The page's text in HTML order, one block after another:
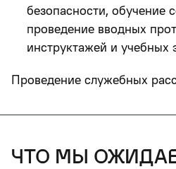
безопасности, обучение
проведение вводных
инструктажей и учебных
Проведение служебных
что мы